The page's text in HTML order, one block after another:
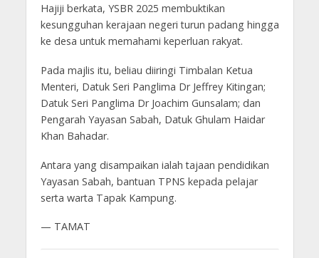
Hajiji berkata, YSBR 2025 membuktikan
kesungguhan kerajaan negeri turun padang hingga
ke desa untuk memahami keperluan rakyat.
Pada majlis itu, beliau diiringi Timbalan Ketua
Menteri, Datuk Seri Panglima Dr Jeffrey Kitingan;
Datuk Seri Panglima Dr Joachim Gunsalam; dan
Pengarah Yayasan Sabah, Datuk Ghulam Haidar
Khan Bahadar.
Antara yang disampaikan ialah tajaan pendidikan
Yayasan Sabah, bantuan TPNS kepada pelajar
serta warta Tapak Kampung.
— TAMAT